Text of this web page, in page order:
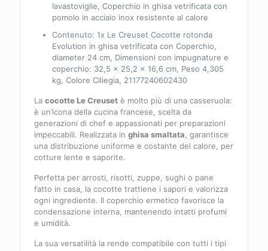
lavastoviglie, Coperchio in ghisa vetrificata con
pomolo in acciaio inox resistente al calore
Contenuto: 1x Le Creuset Cocotte rotonda
Evolution in ghisa vetrificata con Coperchio,
diameter 24 cm, Dimensioni con impugnature e
coperchio: 32,5 x 25,2 x 16,6 cm, Peso 4,305
kg, Colore Ciliegia, 21177240602430
Lacocotte Le Creuset è molto più di una casseruola:
è un’icona della cucina francese, scelta da
generazioni di chef e appassionati per preparazioni
impeccabili. Realizzata inghisa smaltata , garantisce
una distribuzione uniforme e costante del calore, per
cotture lente e saporite.
Perfetta per arrosti, risotti, zuppe, sughi o pane
fatto in casa, la cocotte trattiene i sapori e valorizza
ogni ingrediente. Il coperchio ermetico favorisce la
condensazione interna, mantenendo intatti profumi
e umidità.
La sua versatilità la rende compatibile con tutti i tipi